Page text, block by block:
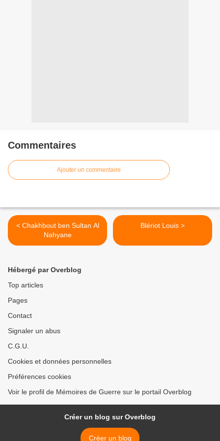
Commentaires
Ajouter un commentaire
< Chakhbout ben Sultan Al
Nahyane
Blériot Louis >
Hébergé par Overblog
Top articles
Pages
Contact
Signaler un abus
C.G.U.
Cookies et données personnelles
Préférences cookies
Voir le profil de Mémoires de Guerre sur le portail Overblog
Créer un blog sur Overblog
Créer un blog